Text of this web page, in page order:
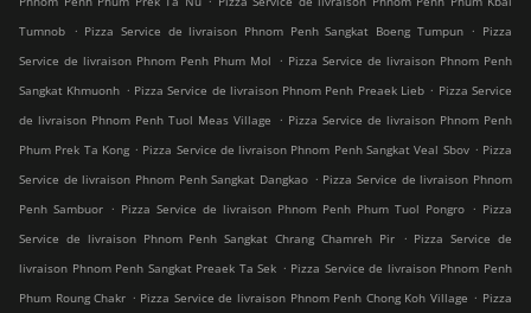
Tumnob
. Pizza Service de livraison Phnom Penh Sangkat Boeng Tumpun . Pizza
Service de livraison Phnom Penh Phum Mol
. Pizza Service de livraison Phnom Penh
Sangkat Khmuonh . Pizza Service de livraison Phnom Penh Preaek Lieb . Pizza Service
de livraison Phnom Penh Tuol Meas Village
. Pizza Service de livraison Phnom Penh
Phum Prek Ta Kong . Pizza Service de livraison Phnom Penh Sangkat Veal Sbov . Pizza
Service de livraison Phnom Penh Sangkat Dangkao . Pizza Service de livraison Phnom
Penh Sambuor . Pizza Service de livraison Phnom Penh Phum Tuol Pongro . Pizza
Service de livraison Phnom Penh Sangkat Chrang Chamreh Pir
. Pizza Service de
livraison Phnom Penh Sangkat Preaek Ta Sek . Pizza Service de livraison Phnom Penh
Phum Roung Chakr . Pizza Service de livraison Phnom Penh Chong Koh Village . Pizza